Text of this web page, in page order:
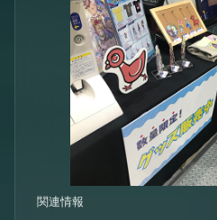
関連情報